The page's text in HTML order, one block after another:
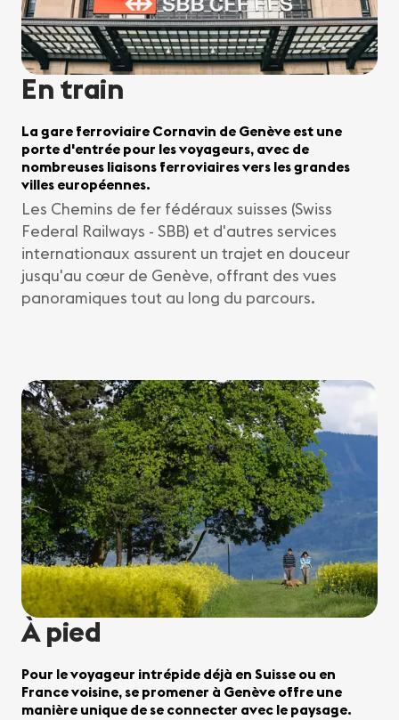
En train
La gare ferroviaire Cornavin de Genève est une
porte d'entrée pour les voyageurs, avec de
nombreuses liaisons ferroviaires vers les grandes
villes européennes.
Les Chemins de fer fédéraux suisses (Swiss
Federal Railways - SBB) et d'autres services
internationaux assurent un trajet en douceur
jusqu'au cœur de Genève, offrant des vues
panoramiques tout au long du parcours.
À pied
Pour le voyageur intrépide déjà en Suisse ou en
France voisine, se promener à Genève offre une
manière unique de se connecter avec le paysage.